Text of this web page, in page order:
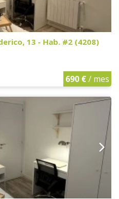
13 - Hab. #2 (4208)
690 €/ mes